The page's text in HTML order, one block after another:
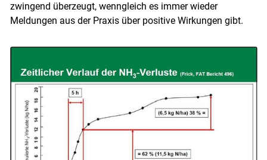
zwingend überzeugt, wenngleich es immer wieder
Meldungen aus der Praxis über positive Wirkungen gibt.